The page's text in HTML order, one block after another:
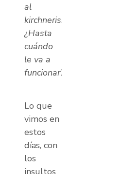
al
kirchnerismo.
¿Hasta
cuándo
le va a
funcionar?
Lo que
vimos en
estos
días, con
los